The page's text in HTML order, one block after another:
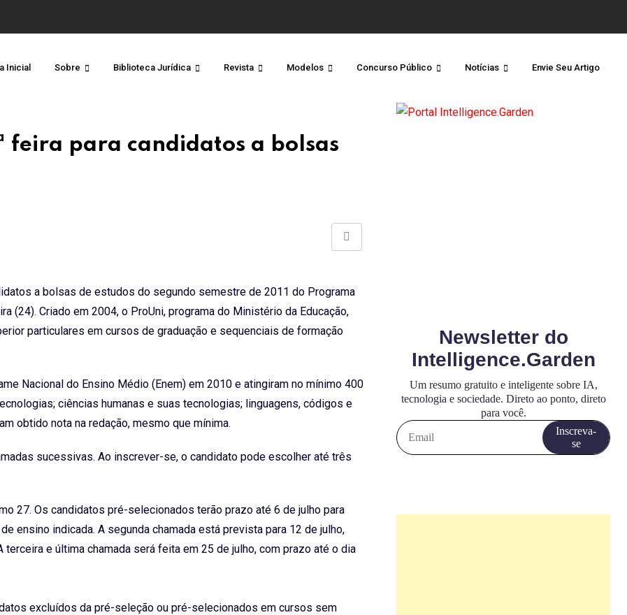
Inicial Sobre Biblioteca Jurídica Revista Modelos Concurso Público Notícias Envie Seu Artigo
feira para candidatos a bolsas
Share
a bolsas de estudos do segundo semestre de 2011 do Programa
(24). Criado em 2004, o ProUni, programa do Ministério da Educação,
particulares em cursos de graduação e sequenciais de formação
Nacional do Ensino Médio (Enem) em 2010 e atingiram no mínimo 400
ciências humanas e suas tecnologias; linguagens, códigos e
obtido nota na redação, mesmo que mínima.
sucessivas. Ao inscrever-se, o candidato pode escolher até três
27. Os candidatos pré-selecionados terão prazo até 6 de julho para
ensino indicada. A segunda chamada está prevista para 12 de julho,
e última chamada será feita em 25 de julho, com prazo até o dia
excluídos da pré-seleção ou pré-selecionados em cursos sem